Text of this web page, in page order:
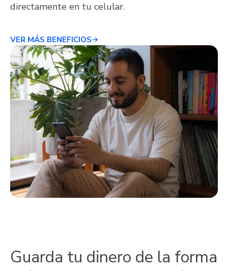
directamente en tu celular.
VER MÁS BENEFICIOS
Guarda tu dinero de la forma